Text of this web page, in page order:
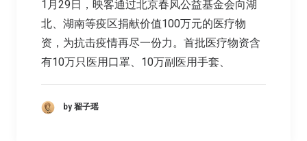
1月29日，映客通过北京春风公益基金会向湖
北、湖南等疫区捐献价值100万元的医疗物
资，为抗击疫情再尽一份力。首批医疗物资含
有10万只医用口罩、10万副医用手套、
by 翟子瑶